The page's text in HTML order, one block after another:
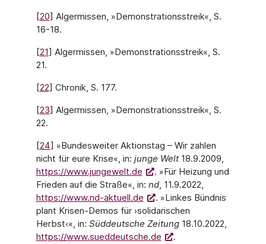
[20] Algermissen, »Demonstrationsstreik«, S.
16-18.
[21] Algermissen, »Demonstrationsstreik«, S.
21.
[22] Chronik, S. 177.
[23] Algermissen, »Demonstrationsstreik«, S.
22.
[24] »Bundesweiter Aktionstag – Wir zahlen
nicht für eure Krise«, in: junge Welt18.9.2009,
https://www.jungewelt.de
. »Für Heizung und
Frieden auf die Straße«, in: nd, 11.9.2022,
https://www.nd-aktuell.de
. »Linkes Bündnis
plant Krisen-Demos für ›solidarischen
Herbst‹«, in: Süddeutsche Zeitung18.10.2022,
https://www.sueddeutsche.de
.